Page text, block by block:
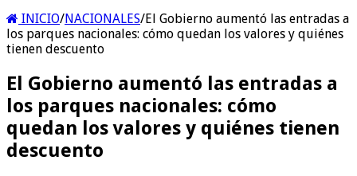
INICIO/NACIONALES/El Gobierno aumentó las entradas a
los parques nacionales: cómo quedan los valores y quiénes
tienen descuento
El Gobierno aumentó las entradas a
los parques nacionales: cómo
quedan los valores y quiénes tienen
descuento